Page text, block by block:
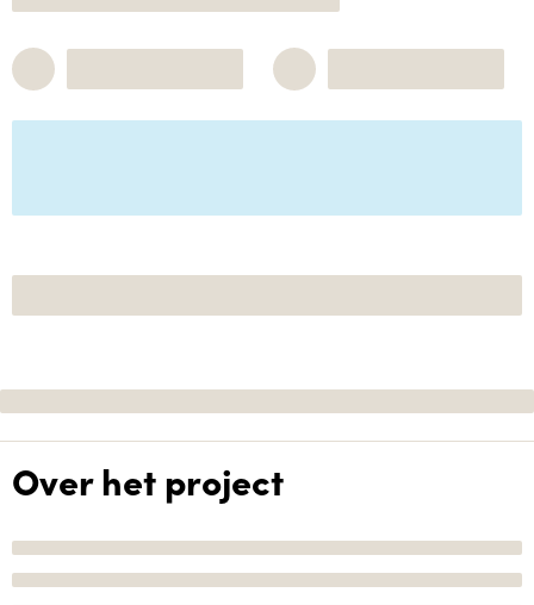
Over het project